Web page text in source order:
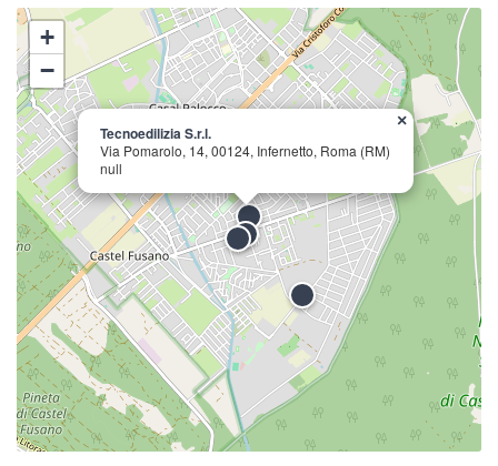
Tecnoedilizia S.r.l.
Via Pomarolo, 14, 00124, Infernetto, Roma (RM)
null
×
+
−